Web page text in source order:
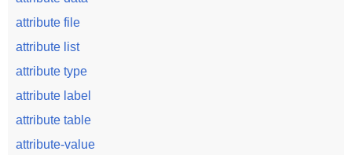
attribute file
attribute list
attribute type
attribute label
attribute table
attribute-value